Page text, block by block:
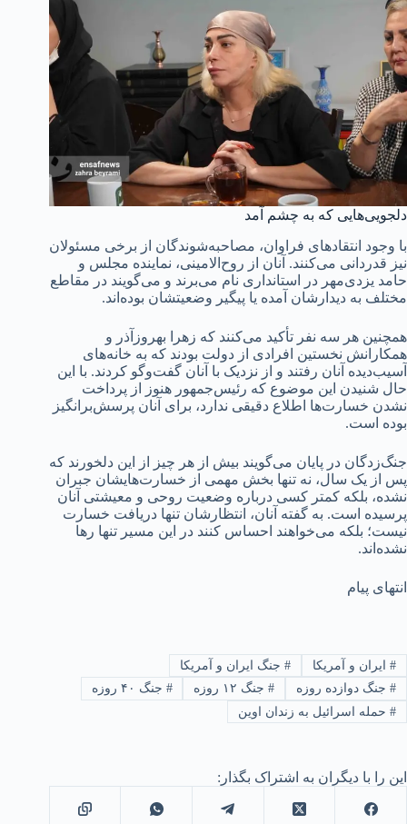
دلجویی‌هایی که به چشم آمد
با وجود انتقادهای فراوان، مصاحبه‌شوندگان از برخی مسئولان
نیز قدردانی می‌کنند. آنان از روح‌الامینی، نماینده مجلس و
حامد یزدی‌مهر در استانداری نام می‌برند و می‌گویند در مقاطع
مختلف به دیدارشان آمده یا پیگیر وضعیتشان بوده‌اند.
همچنین هر سه نفر تأکید می‌کنند که زهرا بهروزآذر و
همکارانش نخستین افرادی از دولت بودند که به خانه‌های
آسیب‌دیده آنان رفتند و از نزدیک با آنان گفت‌وگو کردند. با این
حال شنیدن این موضوع که رئیس‌جمهور هنوز از پرداخت
نشدن خسارت‌ها اطلاع دقیقی ندارد، برای آنان پرسش‌برانگیز
بوده است.
جنگ‌زدگان در پایان می‌گویند بیش از هر چیز از این دلخورند که
پس از یک سال، نه تنها بخش مهمی از خسارت‌هایشان جبران
نشده، بلکه کمتر کسی درباره وضعیت روحی و معیشتی آنان
پرسیده است. به گفته آنان، انتظارشان تنها دریافت خسارت
نیست؛ بلکه می‌خواهند احساس کنند در این مسیر تنها رها
نشده‌اند.
انتهای پیام
#ایران و آمریکا #جنگ ایران و آمریکا
#جنگ دوازده روزه #جنگ ۱۲ روزه # جنگ ۴۰ روزه
#حمله اسرائیل به زندان اوین
این را با دیگران به اشتراک بگذار: